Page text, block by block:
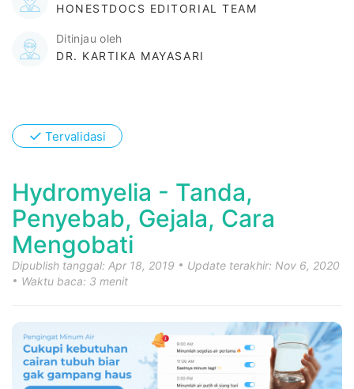
HONESTDOCS EDITORIAL TEAM
Ditinjau oleh
DR. KARTIKA MAYASARI
✓ Tervalidasi
Hydromyelia - Tanda,
Penyebab, Gejala, Cara
Mengobati
Dipublish tanggal: Apr 18, 2019
Update terakhir: Nov 6, 2020
Waktu baca: 3 menit